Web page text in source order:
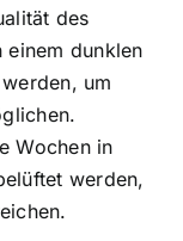
des
einem dunklen
um
Wochen in
werden,